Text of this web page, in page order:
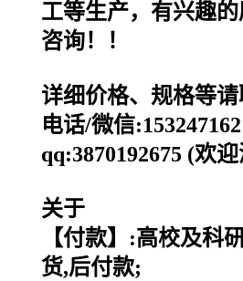
工等生产，有兴趣
咨询！！
详细价格、规格等
电话/微信
qq:3870192675 (欢
关于
【付款】:高校及科
货,后付款;